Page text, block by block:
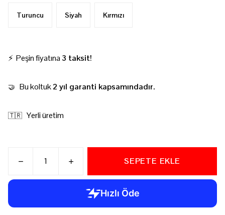
Turuncu Siyah Kırmızı
⚡ Peşin fiyatına 3 taksit!
🤝 Bu koltuk2 yıl garanti kapsamındadır.
🇹🇷 Yerli üretim
SEPETE EKLE